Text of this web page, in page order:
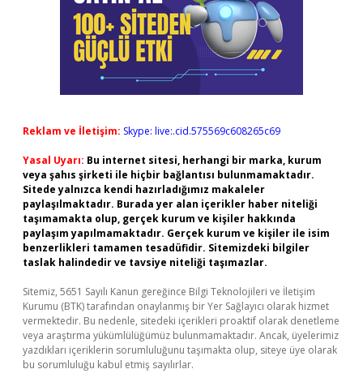
Reklam ve İletişim: Skype: live:.cid.575569c608265c69
Yasal Uyarı: Bu internet sitesi, herhangi bir marka, kurum
veya şahıs şirketi ile hiçbir bağlantısı bulunmamaktadır.
Sitede yalnızca kendi hazırladığımız makaleler
paylaşılmaktadır. Burada yer alan içerikler haber niteliği
taşımamakta olup, gerçek kurum ve kişiler hakkında
paylaşım yapılmamaktadır. Gerçek kurum ve kişiler ile isim
benzerlikleri tamamen tesadüfidir. Sitemizdeki bilgiler
taslak halindedir ve tavsiye niteliği taşımazlar.
Sitemiz, 5651 Sayılı Kanun gereğince Bilgi Teknolojileri ve İletişim
Kurumu (BTK) tarafından onaylanmış bir Yer Sağlayıcı olarak hizmet
vermektedir. Bu nedenle, sitedeki içerikleri proaktif olarak denetleme
veya araştırma yükümlülüğümüz bulunmamaktadır. Ancak, üyelerimiz
yazdıkları içeriklerin sorumluluğunu taşımakta olup, siteye üye olarak
bu sorumluluğu kabul etmiş sayılırlar.